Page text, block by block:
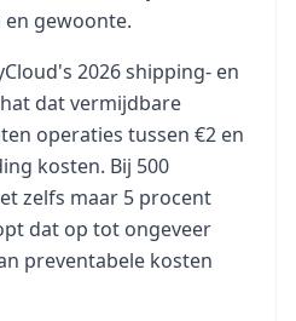
gewoonte.
2026 shipping- en
dat vermijdbare
operaties tussen €2 en
kosten. Bij 500
zelfs maar 5 procent
dat op tot ongeveer
preventabele kosten